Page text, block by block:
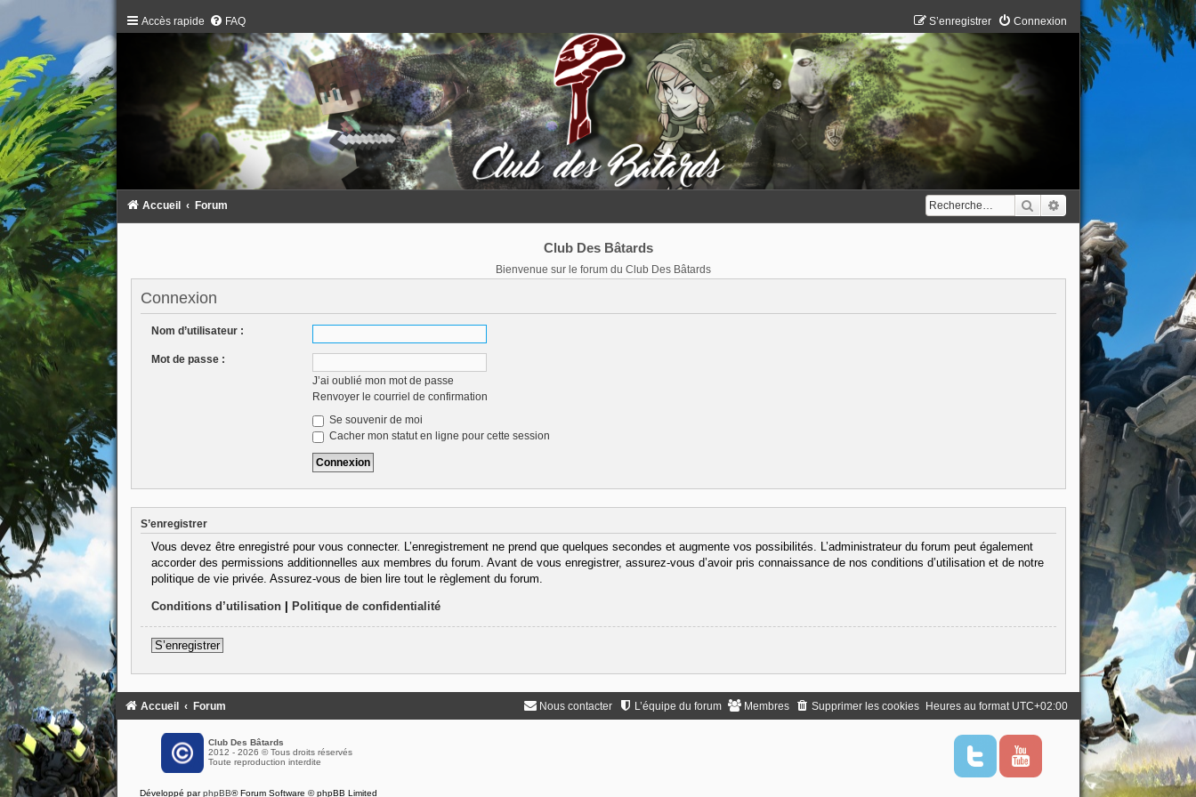
Accès rapide FAQ Connexion
S’enregistrer
Rechercher
Accueil Forum
Club Des Bâtards
Bienvenue sur le forum du Club Des Bâtards
Connexion
Nom d’utilisateur :
Mot de passe :
J’ai oublié mon mot de passe
Renvoyer le courriel de confirmation
Se souvenir de moi
Cacher mon statut en ligne pour cette session
S’enregistrer
Vous devez être enregistré pour vous connecter. L’enregistrement ne prend que quelques secondes et augmente vos possibilités. L’administrateur du forum peut également
accorder des permissions additionnelles aux membres du forum. Avant de vous enregistrer, assurez-vous d’avoir pris connaissance de nos conditions d’utilisation et de notre
politique de vie privée. Assurez-vous de bien lire tout le règlement du forum.
Conditions d’utilisation| Politique de confidentialité
S’enregistrer
Accueil Forum Heures au format UTC+02:00
Supprimer les cookies
Membres
L’équipe du forum
Nous contacter
Club Des Bâtards
2012 - 2026 © Tous droits réservés
Toute reproduction interdite
T
i
Y
u
Développé parphpBB® Forum Software © phpBB Limited